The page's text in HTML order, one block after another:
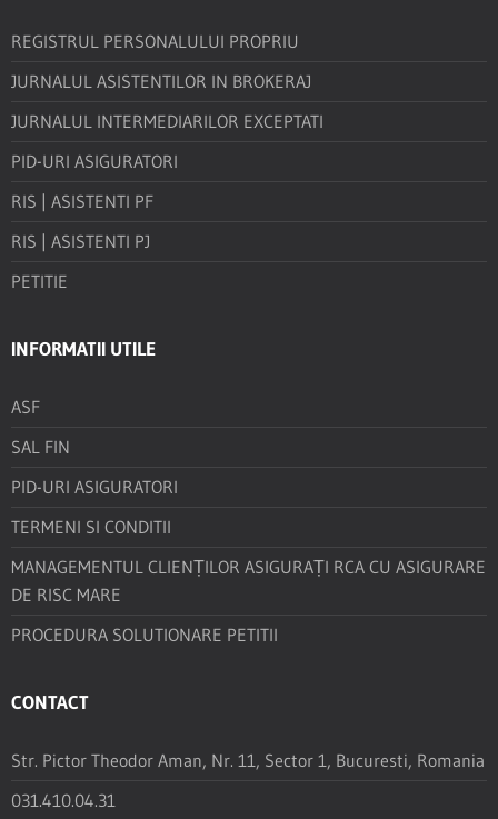
REGISTRUL PERSONALULUI PROPRIU
JURNALUL ASISTENTILOR IN BROKERAJ
JURNALUL INTERMEDIARILOR EXCEPTATI
PID-URI ASIGURATORI
RIS | ASISTENTI PF
RIS | ASISTENTI PJ
PETITIE
INFORMATII UTILE
ASF
SAL FIN
PID-URI ASIGURATORI
TERMENI SI CONDITII
MANAGEMENTUL CLIENȚILOR ASIGURAȚI RCA CU ASIGURARE
DE RISC MARE
PROCEDURA SOLUTIONARE PETITII
CONTACT
Str. Pictor Theodor Aman, Nr. 11, Sector 1, Bucuresti, Romania
031.410.04.31